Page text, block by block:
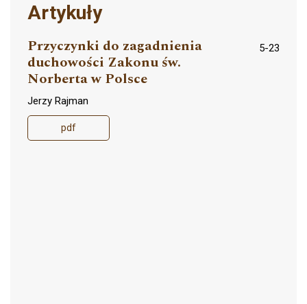
Artykuły
Przyczynki do zagadnienia
duchowości Zakonu św.
Norberta w Polsce
5-23
Jerzy Rajman
pdf